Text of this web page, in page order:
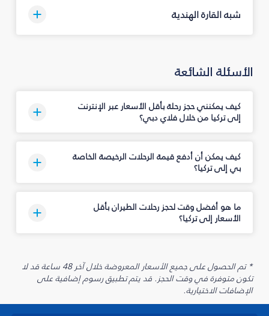
شبه القارة الهندية
الأسئلة الشائعة
كيف يمكنني حجز رحلة بأقل الأسعار عبر الإنترنت
إلى تركيا من خلال فلاي دبي؟
كيف يمكن أن أدفع قيمة الرحلات الرخيصة الخاصة
بي إلى تركيا؟
ما هو أفضل وقت لحجز رحلات الطيران بأقل
الأسعار إلى تركيا؟
* تم الحصول على جميع الأسعار المعروضة خلال آخر 48 ساعة قد لا
تكون متوفرة في وقت الحجز. قد يتم تطبيق رسوم إضافية على
الإضافات الاختيارية.